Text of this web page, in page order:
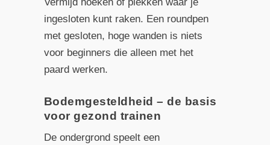
ingesloten kunt raken. Een roundpen
met gesloten, hoge wanden is niets
voor beginners die alleen met het
paard werken.
Bodemgesteldheid – de basis
voor gezond trainen
De ondergrond speelt een